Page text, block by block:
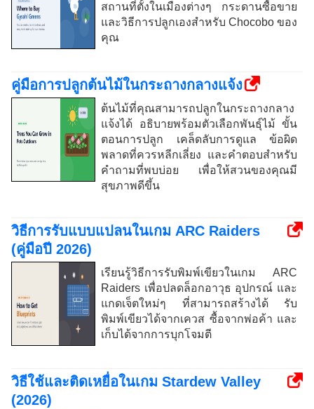
สถานที่ตั้งในเมืองต่างๆ กระดานซื้อขาย
และวิธีการปลูกเองสำหรับ Chocobo ของ
คุณ
คู่มือการปลูกต้นไม้ในกระถางกลางแจ้ง
ต้นไม้ที่คุณสามารถปลูกในกระถางกลาง
แจ้งได้ อธิบายพร้อมตัวเลือกพันธุ์ไม้ ขั้น
ตอนการปลูก เคล็ดลับการดูแล ข้อผิด
พลาดที่ควรหลีกเลี่ยง และคำตอบสำหรับ
คำถามที่พบบ่อย เพื่อให้สวนของคุณมี
สุขภาพดีขึ้น
วิธีการรับแบบแปลนในเกม ARC Raiders
(คู่มือปี 2026)
เรียนรู้วิธีการรับพิมพ์เขียวในเกม ARC
Raiders เพื่อปลดล็อกอาวุธ อุปกรณ์ และ
แกดเจ็ตใหม่ๆ ที่สามารถสร้างได้ รับ
พิมพ์เขียวได้จากเควส ซื้อจากพ่อค้า และ
เก็บได้จากการบุกโจมตี
วิธีใช้และติดเหยื่อในเกม Stardew Valley
(2026)